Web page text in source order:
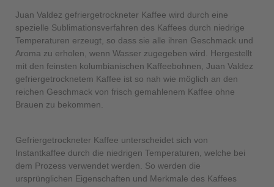
Juan Valdez gefriergetrockneter Kaffee wird durch eine
spezielle Sublimationsverfahren des Kaffees durch niedrige
Temperaturen erzeugt, so dass sie alle ihren Geschmack und
Aroma zu erholen, wenn Wasser zugegeben wird. Hergestellt
mit den feinsten kolumbianischen Kaffeebohnen, Juan Valdez
gefriergetrocknetem Kaffee ist so nah wie möglich an den
reichen Geschmack von frisch gemahlenem Kaffee ohne
Brauen zu bekommen.
Gefriergetrockneter Kaffee unterscheidet sich von
Instantkaffee durch die niedrigen Temperaturen, welche bei
dem Prozess verwendet werden. So werden die
ursprünglichen Eigenschaften und Merkmale des Kaffees